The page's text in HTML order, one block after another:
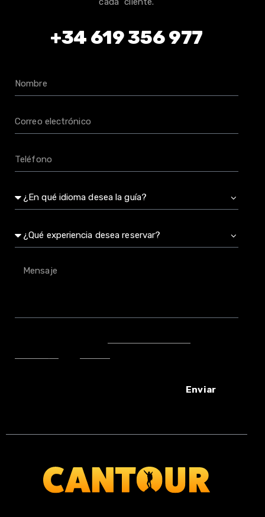
+34 619 356 977
Enviar